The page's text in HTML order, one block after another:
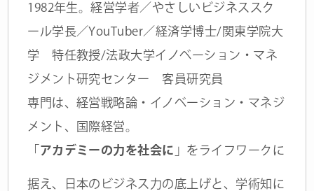
1982年生。経営学者／やさしいビジネススク
ール学長／YouTuber／経済学博士/関東学院大
学 特任教授/法政大学イノベーション・マネ
ジメント研究センター 客員研究員
専門は、経営戦略論・イノベーション・マネジ
メント、国際経営。
アカデミーの力を社会に 」をライフワークに
据え、日本のビジネス力の底上げと、学術知に